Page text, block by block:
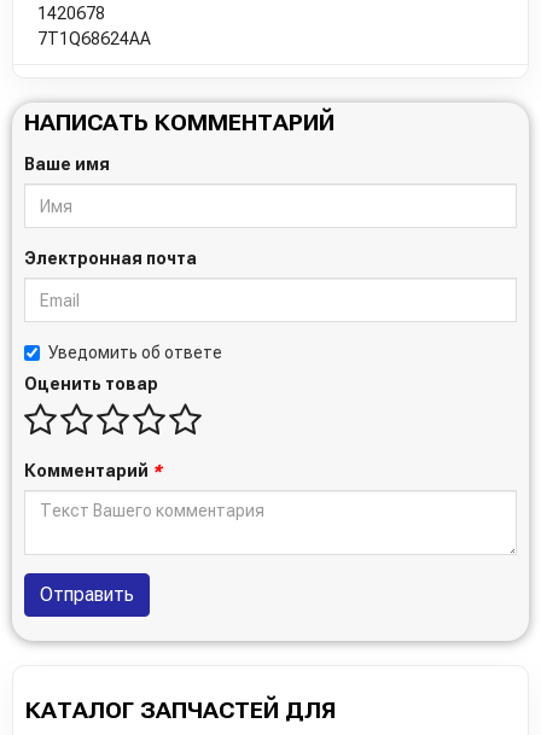
1420678
7T1Q68624AA
НАПИСАТЬ КОММЕНТАРИЙ
Ваше имя
Электронная почта
Уведомить об ответе
Оценить товар
Комментарий *
Отправить
КАТАЛОГ ЗАПЧАСТЕЙ ДЛЯ